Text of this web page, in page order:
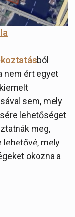
ból
nem ért egyet
sem, mely
lehetőséget
meg,
lehetővé, mely
okozna a